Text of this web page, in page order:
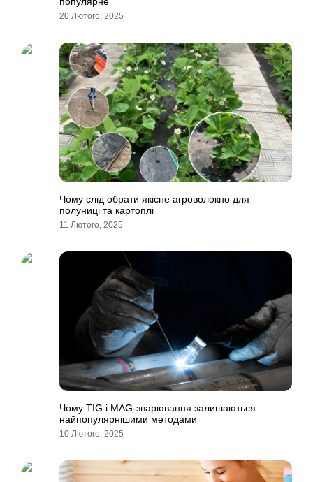
20 Лютого, 2025
Чому слід обрати якісне агроволокно для
полуниці та картоплі
11 Лютого, 2025
Чому TIG і MAG-зварювання залишаються
найпопулярнішими методами
10 Лютого, 2025